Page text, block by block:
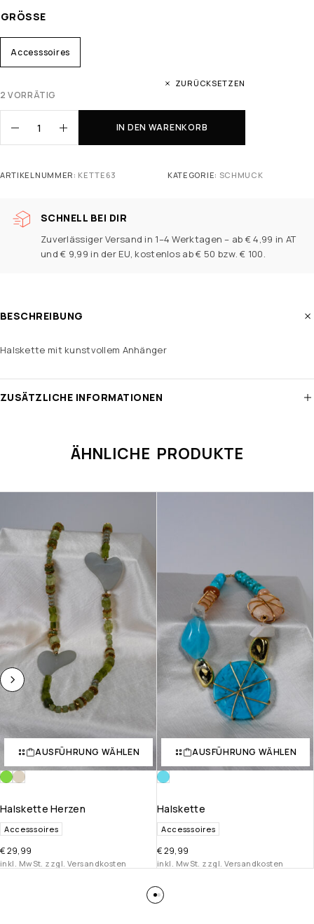
GRÖSSE
Accesssoires
ZURÜCKSETZEN
2 VORRÄTIG
IN DEN WARENKORB
ARTIKELNUMMER: KETTE63 KATEGORIE: SCHMUCK
SCHNELL BEI DIR
Zuverlässiger Versand in 1–4 Werktagen – ab € 4,99 in AT
und € 9,99 in der EU, kostenlos ab € 50 bzw. € 100.
BESCHREIBUNG
Halskette mit kunstvollem Anhänger
ZUSÄTZLICHE INFORMATIONEN
ÄHNLICHE PRODUKTE
AUSFÜHRUNG WÄHLEN
Halskette Herzen
Accesssoires
€29,99
inkl. MwSt. zzgl. Versandkosten
AUSFÜHRUNG WÄHLEN
Halskette
Accesssoires
€29,99
inkl. MwSt. zzgl. Versandkosten